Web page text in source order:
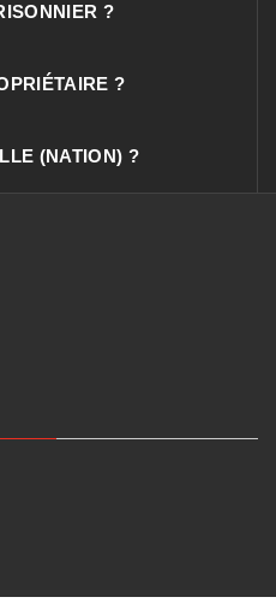
?
?
(NATION) ?